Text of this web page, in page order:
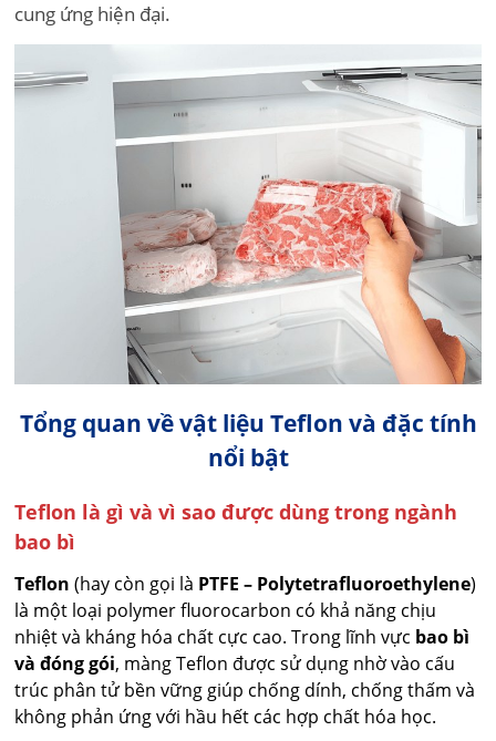
cung ứng hiện đại.
Tổng quan về vật liệu Teflon và đặc tính
nổi bật
Teflon là gì và vì sao được dùng trong ngành
bao bì
Teflon (hay còn gọi là PTFE – Polytetrafluoroethylene)
là một loại polymer fluorocarbon có khả năng chịu
nhiệt và kháng hóa chất cực cao. Trong lĩnh vực bao bì
và đóng gói, màng Teflon được sử dụng nhờ vào cấu
trúc phân tử bền vững giúp chống dính, chống thấm và
không phản ứng với hầu hết các hợp chất hóa học.